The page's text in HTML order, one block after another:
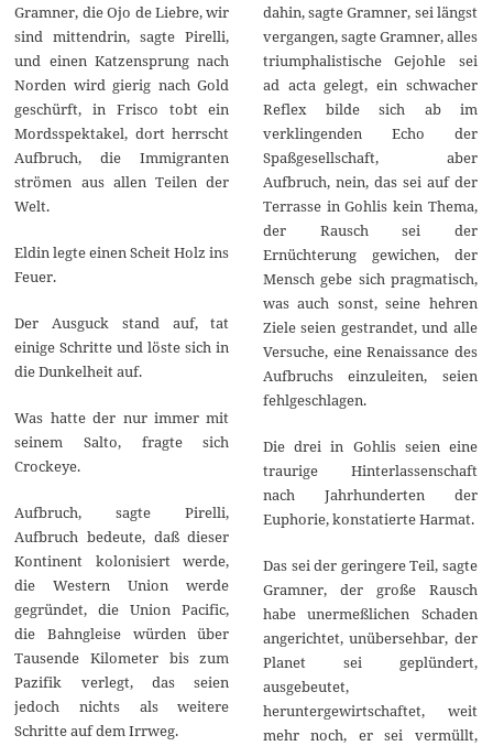
Gramner, die Ojo de Liebre, wir
sind mittendrin, sagte Pirelli,
und einen Katzensprung nach
Norden wird gierig nach Gold
geschürft, in Frisco tobt ein
Mordsspektakel, dort herrscht
Aufbruch, die Immigranten
strömen aus allen Teilen der
Welt.
Eldin legte einen Scheit Holz ins
Feuer.
Der Ausguck stand auf, tat
einige Schritte und löste sich in
die Dunkelheit auf.
Was hatte der nur immer mit
seinem Salto, fragte sich
Crockeye.
Aufbruch, sagte Pirelli,
Aufbruch bedeute, daß dieser
Kontinent kolonisiert werde,
die Western Union werde
gegründet, die Union Pacific,
die Bahngleise würden über
Tausende Kilometer bis zum
Pazifik verlegt, das seien
jedoch nichts als weitere
Schritte auf dem Irrweg.
dahin, sagte Gramner, sei längst
vergangen, sagte Gramner, alles
triumphalistische Gejohle sei
ad acta gelegt, ein schwacher
Reflex bilde sich ab im
verklingenden Echo der
Spaßgesellschaft, aber
Aufbruch, nein, das sei auf der
Terrasse in Gohlis kein Thema,
der Rausch sei der
Ernüchterung gewichen, der
Mensch gebe sich pragmatisch,
was auch sonst, seine hehren
Ziele seien gestrandet, und alle
Versuche, eine Renaissance des
Aufbruchs einzuleiten, seien
fehlgeschlagen.
Die drei in Gohlis seien eine
traurige Hinterlassenschaft
nach Jahrhunderten der
Euphorie, konstatierte Harmat.
Das sei der geringere Teil, sagte
Gramner, der große Rausch
habe unermeßlichen Schaden
angerichtet, unübersehbar, der
Planet sei geplündert,
ausgebeutet,
heruntergewirtschaftet, weit
mehr noch, er sei vermüllt,